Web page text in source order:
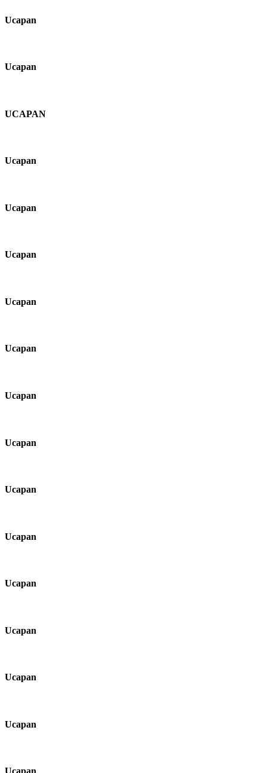
Ucapan
Ucapan
UCAPAN
Ucapan
Ucapan
Ucapan
Ucapan
Ucapan
Ucapan
Ucapan
Ucapan
Ucapan
Ucapan
Ucapan
Ucapan
Ucapan